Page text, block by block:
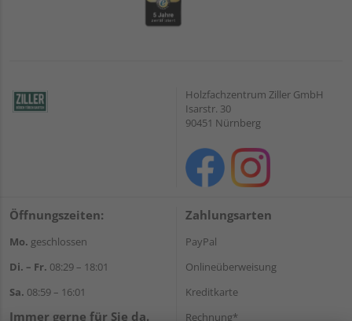
Holzfachzentrum Ziller GmbH
Isarstr. 30
90451 Nürnberg
Öffnungszeiten:
Mo. geschlossen
Di. – Fr. 08:29 – 18:01
Sa. 08:59 – 16:01
Immer gerne für Sie da.
Zahlungsarten
PayPal
Onlineüberweisung
Kreditkarte
Rechnung*